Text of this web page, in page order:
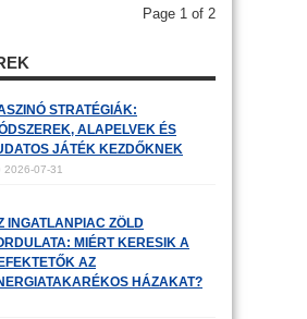
Page 1 of 2
STRATÉGIÁK:
ALAPELVEK ÉS
JÁTÉK KEZDŐKNEK
2026-07-31
INGATLANPIAC ZÖLD
MIÉRT KERESIK A
AZ
HÁZAKAT?